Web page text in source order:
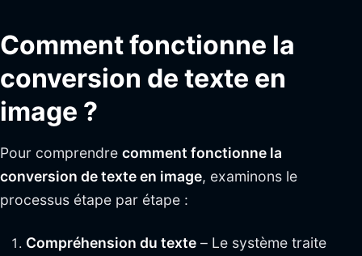
Comment fonctionne la
conversion de texte en
image ?
Pour comprendre comment fonctionne la
conversion de texte en image, examinons le
processus étape par étape :
Compréhension du texte – Le système traite